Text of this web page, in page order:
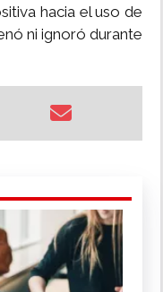
hacia el uso de
ni ignoró durante